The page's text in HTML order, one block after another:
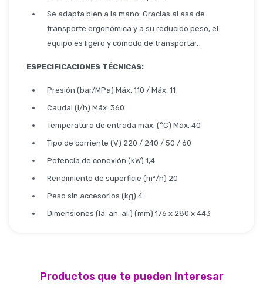
Se adapta bien a la mano: Gracias al asa de
transporte ergonómica y a su reducido peso, el
equipo es ligero y cómodo de transportar.
ESPECIFICACIONES TÉCNICAS:
Presión (bar/MPa) Máx. 110 / Máx. 11
Caudal (l/h) Máx. 360
Temperatura de entrada máx. (°C) Máx. 40
Tipo de corriente (V) 220 / 240 / 50 / 60
Potencia de conexión (kW) 1,4
Rendimiento de superficie (m²/h) 20
Peso sin accesorios (kg) 4
Dimensiones (la. an. al.) (mm) 176 x 280 x 443
Productos que te pueden interesar